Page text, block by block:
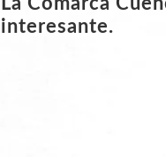
interesante.